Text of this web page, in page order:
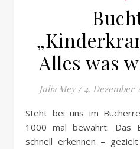
Alles was
Julia Mey / 4. Dezember
Steht bei uns im Bücherregal und hat sich schon
1000 mal bewährt: Das
schnell erkennen –